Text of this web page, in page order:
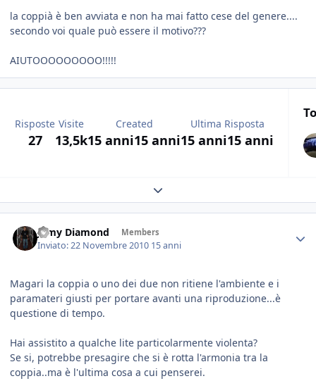
la coppià è ben avviata e non ha mai fatto cese del genere....
secondo voi quale può essere il motivo???
AIUTOOOOOOOOO!!!!!
Risposte
27
Visite
13,5k
Created
15 anni15 anni
Ultima Risposta
15 anni15 anni
Expand topic overview
Jamy Diamond Members
Inviato:22 Novembre 2010 15 anni
Magari la coppia o uno dei due non ritiene l'ambiente e i
paramateri giusti per portare avanti una riproduzione...è
questione di tempo.
Hai assistito a qualche lite particolarmente violenta?
Se si, potrebbe presagire che si è rotta l'armonia tra la
coppia..ma è l'ultima cosa a cui penserei.